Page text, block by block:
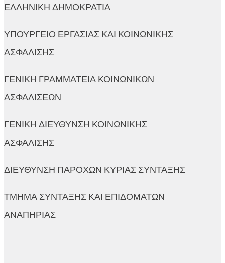
ΕΛΛΗΝΙΚΗ ΔΗΜΟΚΡΑΤΙΑ
ΥΠΟΥΡΓΕΙΟ ΕΡΓΑΣΙΑΣ ΚΑΙ ΚΟΙΝΩΝΙΚΗΣ
ΑΣΦΑΛΙΣΗΣ
ΓΕΝΙΚΗ ΓΡΑΜΜΑΤΕΙΑ ΚΟΙΝΩΝΙΚΩΝ
ΑΣΦΑΛΙΣΕΩΝ
ΓΕΝΙΚΗ ΔΙΕΥΘΥΝΣΗ ΚΟΙΝΩΝΙΚΗΣ
ΑΣΦΑΛΙΣΗΣ
ΔΙΕΥΘΥΝΣΗ ΠΑΡΟΧΩΝ ΚΥΡΙΑΣ ΣΥΝΤΑΞΗΣ
ΤΜΗΜΑ ΣΥΝΤΑΞΗΣ ΚΑΙ ΕΠΙΔΟΜΑΤΩΝ
ΑΝΑΠΗΡΙΑΣ